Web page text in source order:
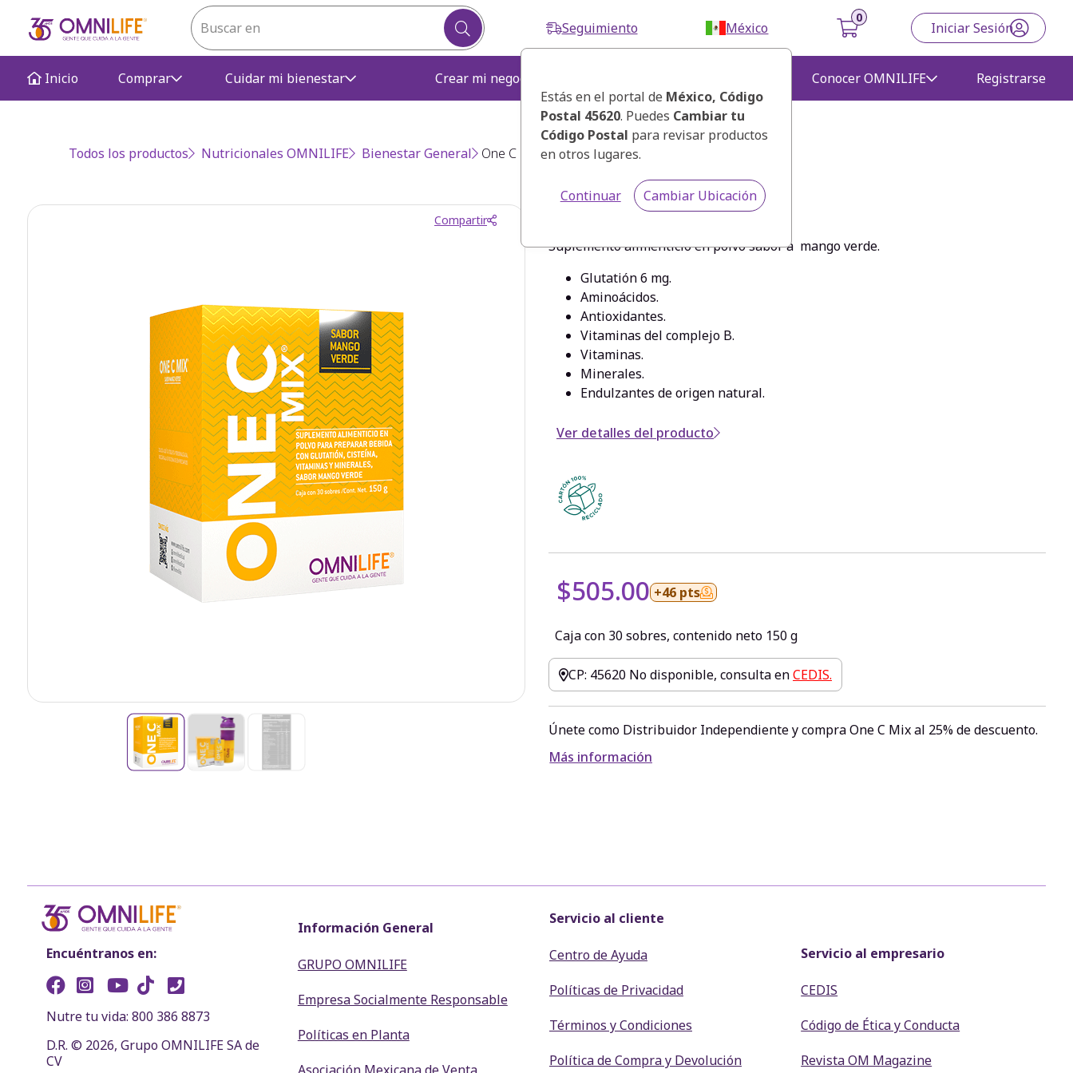
Seguimiento México Iniciar Sesión
Inicio Comprar Cuidar mi bienestar Crear mi negocio Conocer OMNILIFE
Registrarse
Estás en el portal de México, Código
Postal 45620. Puedes Cambiar tu
Código Postal para revisar productos
en otros lugares.
Continuar Cambiar Ubicación
Todos los productos Nutricionales OMNILIFE Bienestar General One C Mix
Compartir One C Mix
Suplemento alimenticio en polvo sabor a mango verde.
Glutatión 6 mg.
Aminoácidos.
Antioxidantes.
Vitaminas del complejo B.
Vitaminas.
Minerales.
Endulzantes de origen natural.
Ver detalles del producto
$505.00 +46 pts
Caja con 30 sobres, contenido neto 150 g
CP: 45620 No disponible, consulta enCEDIS.
Únete como Distribuidor Independiente y compra One C Mix al 25% de descuento.
Más información
Encuéntranos en:
Nutre tu vida: 800 386 8873
D.R. © 2026, Grupo OMNILIFE SA de
CV
Información General
GRUPO OMNILIFE
Empresa Socialmente Responsable
Políticas en Planta
Servicio al cliente
Centro de Ayuda
Políticas de Privacidad
Términos y Condiciones
Política de Compra y Devolución
Servicio al empresario
CEDIS
Código de Ética y Conducta
Revista OM Magazine